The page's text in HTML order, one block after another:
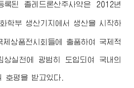
록된 졸레드론산주사약은 2012년
학부 생산기지에서 생산을 시작하
상품전시회들에 출품하여 국제적
실천에 광범히 도입되여 국내의
호평을 받고있다.